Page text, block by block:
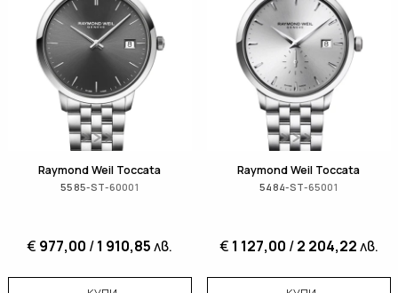
Raymond Weil Toccata
5585-ST-60001
€ 977,00 /1 910,85лв.
Raymond Weil Toccata
5484-ST-65001
€ 1 127,00 /2 204,22лв.